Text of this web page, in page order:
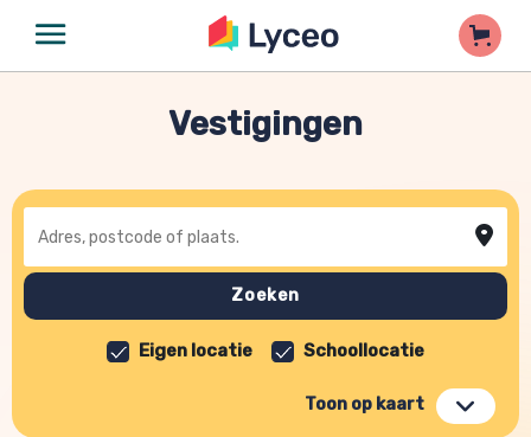
Vestigingen
Zoeken
Eigen locatie Schoollocatie
Toon op kaart